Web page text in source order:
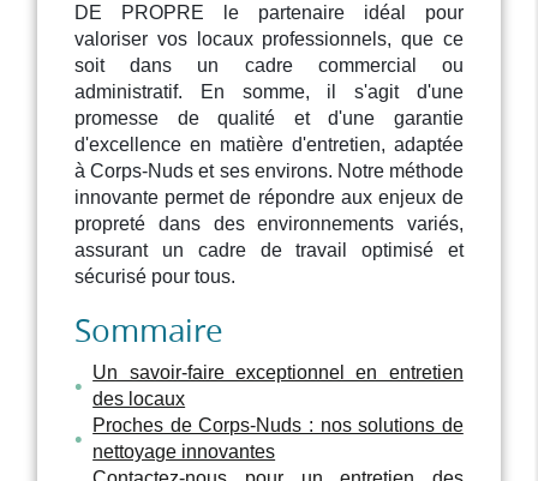
DE PROPRE le partenaire idéal pour
valoriser vos locaux professionnels, que ce
soit dans un cadre commercial ou
administratif. En somme, il s'agit d'une
promesse de qualité et d'une garantie
d'excellence en matière d'entretien, adaptée
à Corps-Nuds et ses environs. Notre méthode
innovante permet de répondre aux enjeux de
propreté dans des environnements variés,
assurant un cadre de travail optimisé et
sécurisé pour tous.
Sommaire
Un savoir-faire exceptionnel en entretien
des locaux
Proches de Corps-Nuds : nos solutions de
nettoyage innovantes